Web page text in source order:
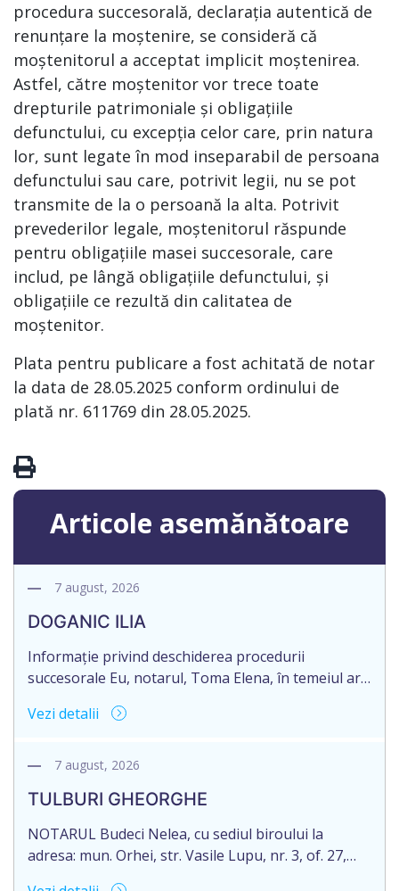
procedura succesorală, declarația autentică de
renunțare la moștenire, se consideră că
moștenitorul a acceptat implicit moștenirea.
Astfel, către moștenitor vor trece toate
drepturile patrimoniale și obligațiile
defunctului, cu excepția celor care, prin natura
lor, sunt legate în mod inseparabil de persoana
defunctului sau care, potrivit legii, nu se pot
transmite de la o persoană la alta. Potrivit
prevederilor legale, moștenitorul răspunde
pentru obligațiile masei succesorale, care
includ, pe lângă obligațiile defunctului, și
obligațiile ce rezultă din calitatea de
moștenitor.
Plata pentru publicare a fost achitată de notar
la data de 28.05.2025 conform ordinului de
plată nr. 611769 din 28.05.2025.
Articole asemănătoare
7 august, 2026
DOGANIC ILIA
Informație privind deschiderea procedurii
succesorale Eu, notarul, Toma Elena, în temeiul art.
notific Moștenitorii/ persoană care are un interes
notariale în urma decesului cet. DOGANIC ILIA,
2007040006216. Eliberarea certificatului de
moștenitor este planificată în prealabil pentru […]
Vezi detalii
7 august, 2026
TULBURI GHEORGHE
NOTARUL Budeci Nelea, cu sediul biroului la
adresa: mun. Orhei, str. Vasile Lupu, nr. 3, of. 27,